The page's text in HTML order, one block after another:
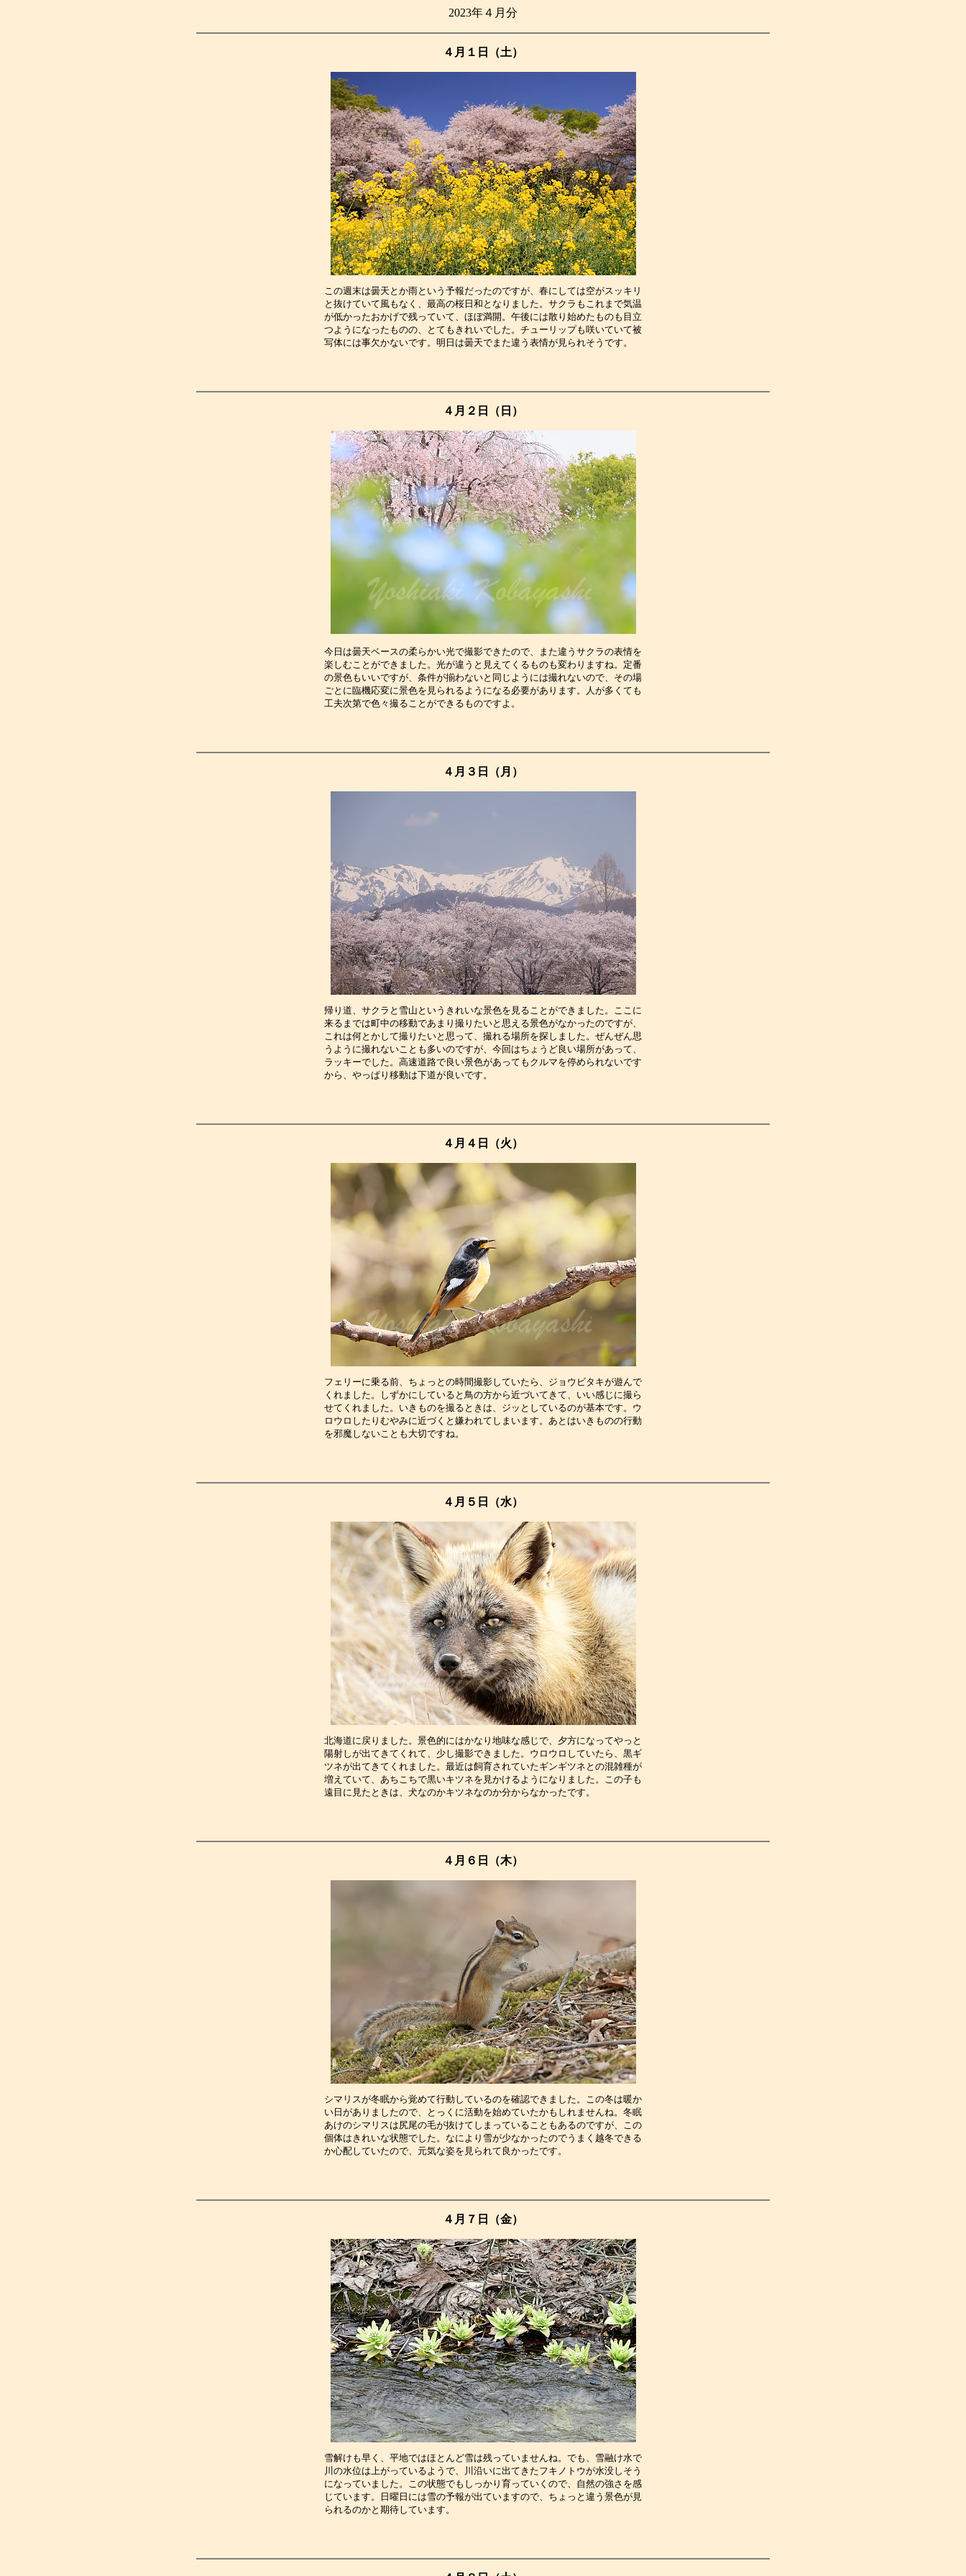
2023年４月分
４月１日（土）
この週末は曇天とか雨という予報だったのですが、春にしては空がスッキリ
と抜けていて風もなく、最高の桜日和となりました。サクラもこれまで気温
が低かったおかげで残っていて、ほぼ満開。午後には散り始めたものも目立
つようになったものの、とてもきれいでした。チューリップも咲いていて被
写体には事欠かないです。明日は曇天でまた違う表情が見られそうです。
４月２日（日）
今日は曇天ベースの柔らかい光で撮影できたので、また違うサクラの表情を
楽しむことができました。光が違うと見えてくるものも変わりますね。定番
の景色もいいですが、条件が揃わないと同じようには撮れないので、その場
ごとに臨機応変に景色を見られるようになる必要があります。人が多くても
工夫次第で色々撮ることができるものですよ。
４月３日（月）
帰り道、サクラと雪山というきれいな景色を見ることができました。ここに
来るまでは町中の移動であまり撮りたいと思える景色がなかったのですが、
これは何とかして撮りたいと思って、撮れる場所を探しました。ぜんぜん思
うように撮れないことも多いのですが、今回はちょうど良い場所があって、
ラッキーでした。高速道路で良い景色があってもクルマを停められないです
から、やっぱり移動は下道が良いです。
４月４日（火）
フェリーに乗る前、ちょっとの時間撮影していたら、ジョウビタキが遊んで
くれました。しずかにしていると鳥の方から近づいてきて、いい感じに撮ら
せてくれました。いきものを撮るときは、ジッとしているのが基本です。ウ
ロウロしたりむやみに近づくと嫌われてしまいます。あとはいきものの行動
を邪魔しないことも大切ですね。
４月５日（水）
北海道に戻りました。景色的にはかなり地味な感じで、夕方になってやっと
陽射しが出てきてくれて、少し撮影できました。ウロウロしていたら、黒ギ
ツネが出てきてくれました。最近は飼育されていたギンギツネとの混雑種が
増えていて、あちこちで黒いキツネを見かけるようになりました。この子も
遠目に見たときは、犬なのかキツネなのか分からなかったです。
４月６日（木）
シマリスが冬眠から覚めて行動しているのを確認できました。この冬は暖か
い日がありましたので、とっくに活動を始めていたかもしれませんね。冬眠
あけのシマリスは尻尾の毛が抜けてしまっていることもあるのですが、この
個体はきれいな状態でした。なにより雪が少なかったのでうまく越冬できる
か心配していたので、元気な姿を見られて良かったです。
４月７日（金）
雪解けも早く、平地ではほとんど雪は残っていませんね。でも、雪融け水で
川の水位は上がっているようで、川沿いに出てきたフキノトウが水没しそう
になっていました。この状態でもしっかり育っていくので、自然の強さを感
じています。日曜日には雪の予報が出ていますので、ちょっと違う景色が見
られるのかと期待しています。